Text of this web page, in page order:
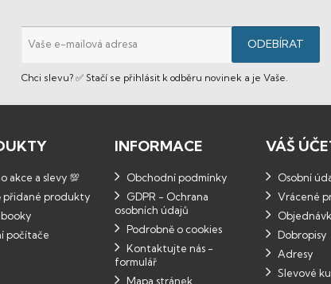
Chci slevu? ✅ Stačí se přihlásit k odběru novinek a je Vaše.
akce a slevy 💯
přidané produkty
počítače
INFORMACE
Obchodní podmínky
GDPR - Ochrana
osobních údajů
Podrobně o cookies
Kontaktujte nás -
formulář
Mapa stránek
VÁŠ
Osobní
Vrácené
Dobropisy
Adresy
Slevové